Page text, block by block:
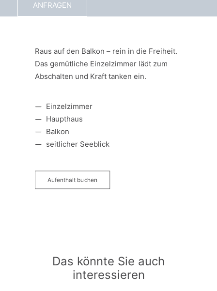
ANFRAGEN
Alles auf einen Blick
Raus auf den Balkon – rein in die Freiheit.
Das gemütliche Einzelzimmer lädt zum
Abschalten und Kraft tanken ein.
Einzelzimmer
Haupthaus
Balkon
seitlicher Seeblick
Aufenthalt buchen
Das könnte Sie auch
interessieren